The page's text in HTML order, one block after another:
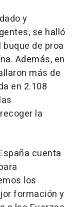
y
se halló
de proa
Además, en
más de
en 2.108
la
cuenta
los
formación y